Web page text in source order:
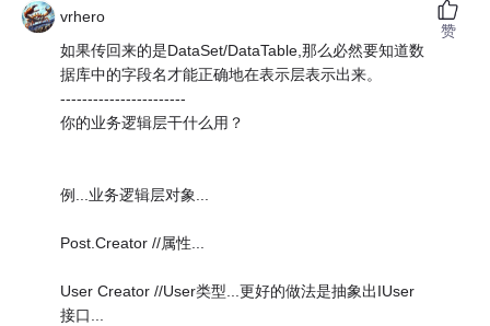
vrhero
如果传回来的是DataSet/DataTable,那么必然要知道数
据库中的字段名才能正确地在表示层表示出来。
-----------------------
你的业务逻辑层干什么用？
例...业务逻辑层对象...
Post.Creator //属性...
User Creator //User类型...更好的做法是抽象出IUser
接口...
赞